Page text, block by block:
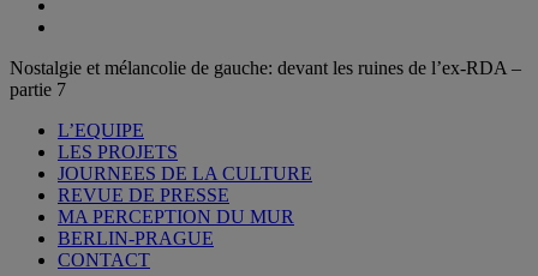
Nostalgie et mélancolie de gauche: devant les ruines de l’ex-RDA –
partie 7
L’EQUIPE
LES PROJETS
JOURNEES DE LA CULTURE
REVUE DE PRESSE
MA PERCEPTION DU MUR
BERLIN-PRAGUE
CONTACT